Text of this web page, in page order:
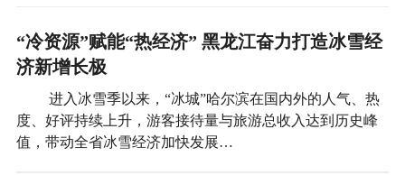
“冷资源”赋能“热经济” 黑龙江奋力打造冰雪经
济新增长极
进入冰雪季以来，“冰城”哈尔滨在国内外的人气、热
度、好评持续上升，游客接待量与旅游总收入达到历史峰
值，带动全省冰雪经济加快发展…